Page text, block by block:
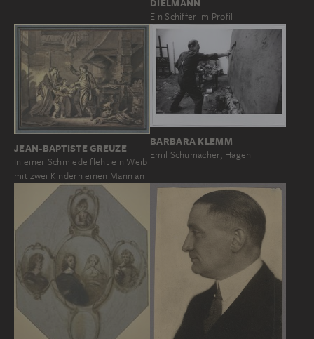
DIELMANN
Ein Schiffer im Profil
JEAN-BAPTISTE GREUZE
In einer Schmiede fleht ein Weib
mit zwei Kindern einen Mann an
BARBARA KLEMM
Emil Schumacher, Hagen